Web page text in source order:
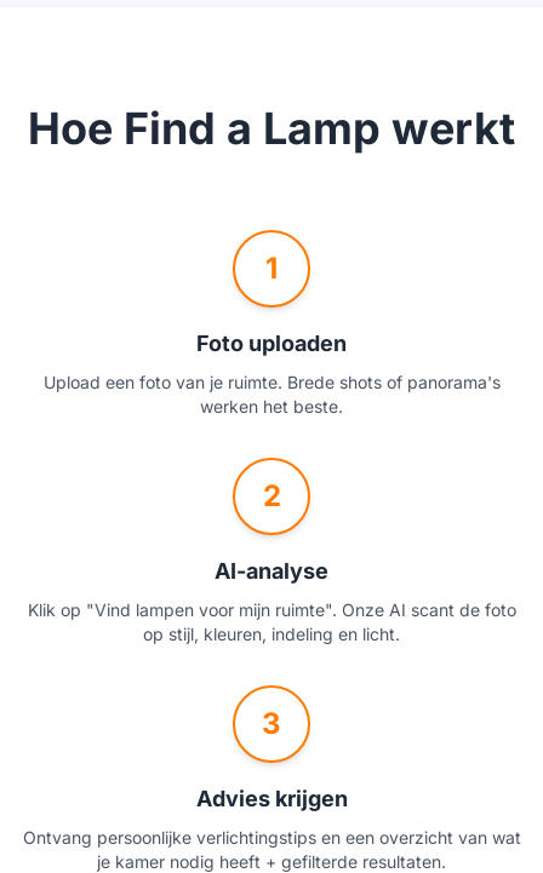
Hoe Find a Lamp werkt
1
Foto uploaden
Upload een foto van je ruimte. Brede shots of panorama's
werken het beste.
2
AI-analyse
Klik op "Vind lampen voor mijn ruimte". Onze AI scant de foto
op stijl, kleuren, indeling en licht.
3
Advies krijgen
Ontvang persoonlijke verlichtingstips en een overzicht van wat
je kamer nodig heeft + gefilterde resultaten.